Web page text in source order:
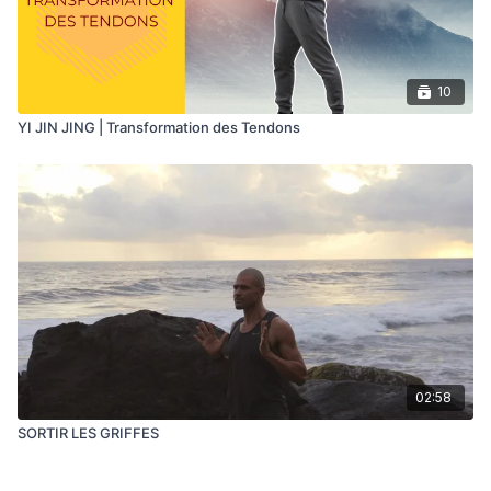
10
YI JIN JING | Transformation des Tendons
02:58
SORTIR LES GRIFFES